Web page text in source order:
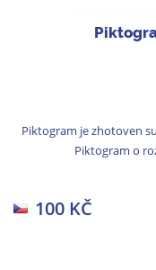
Piktogram je zhotoven
Piktogram o
100 KČ